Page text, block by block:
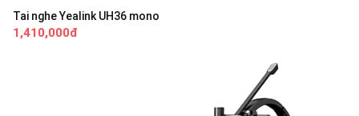
Tai nghe Yealink UH36 mono
1,410,000đ